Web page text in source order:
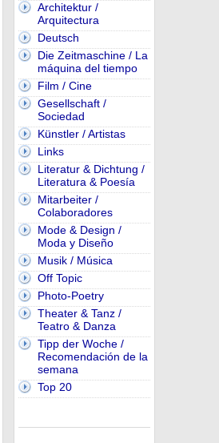
Architektur /
Arquitectura
Deutsch
Die Zeitmaschine / La
máquina del tiempo
Film / Cine
Gesellschaft /
Sociedad
Künstler / Artistas
Links
Literatur & Dichtung /
Literatura & Poesía
Mitarbeiter /
Colaboradores
Mode & Design /
Moda y Diseño
Musik / Música
Off Topic
Photo-Poetry
Theater & Tanz /
Teatro & Danza
Tipp der Woche /
Recomendación de la
semana
Top 20